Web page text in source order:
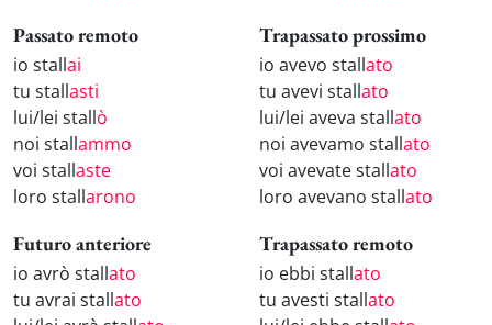
Passato remoto
io stallai
tu stallasti
lui/lei stallò
noi stallammo
voi stallaste
loro stallarono
Trapassato prossimo
io avevo stallato
tu avevi stallato
lui/lei aveva stallato
noi avevamo stallato
voi avevate stallato
loro avevano stallato
Futuro anteriore
io avrò stallato
tu avrai stallato
Trapassato remoto
io ebbi stallato
tu avesti stallato